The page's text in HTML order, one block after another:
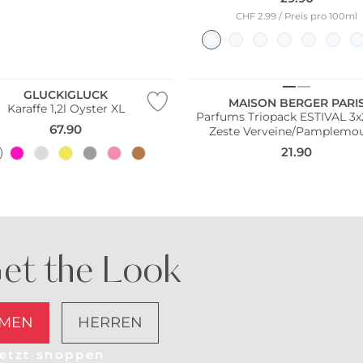
CHF 2.99 / Preis pro 100ml
GLUCKIGLUCK
Karaffe 1,2l Oyster XL
67.90
MAISON BERGER
Parfums Triopack ESTIVAL 3x250ml
Zeste Verveine/
21.90
the Look
HERREN
shoppen